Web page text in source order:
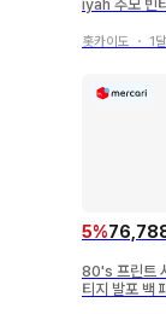
iyah 추모 빈
홋카이도 ・ 1
5%
80's 프린트
티지 발포 백